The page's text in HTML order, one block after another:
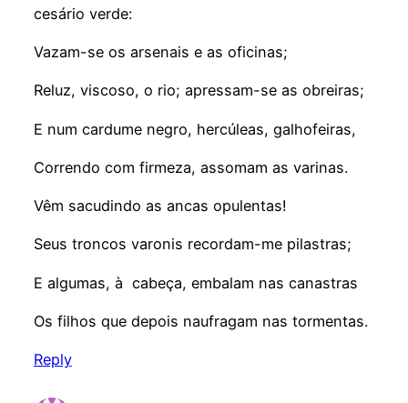
cesário verde:
Vazam-se os arsenais e as oficinas;
Reluz, viscoso, o rio; apressam-se as obreiras;
E num cardume negro, hercúleas, galhofeiras,
Correndo com firmeza, assomam as varinas.
Vêm sacudindo as ancas opulentas!
Seus troncos varonis recordam-me pilastras;
E algumas, à cabeça, embalam nas canastras
Os filhos que depois naufragam nas tormentas.
Reply